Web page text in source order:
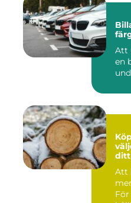
Att
en
ditt
Att